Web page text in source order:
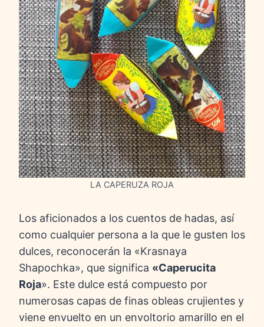
LA CAPERUZA ROJA
Los aficionados a los cuentos de hadas, así
como cualquier persona a la que le gusten los
dulces, reconocerán la «Krasnaya
Shapochka», que significa «Caperucita
Roja». Este dulce está compuesto por
numerosas capas de finas obleas crujientes y
viene envuelto en un envoltorio amarillo en el